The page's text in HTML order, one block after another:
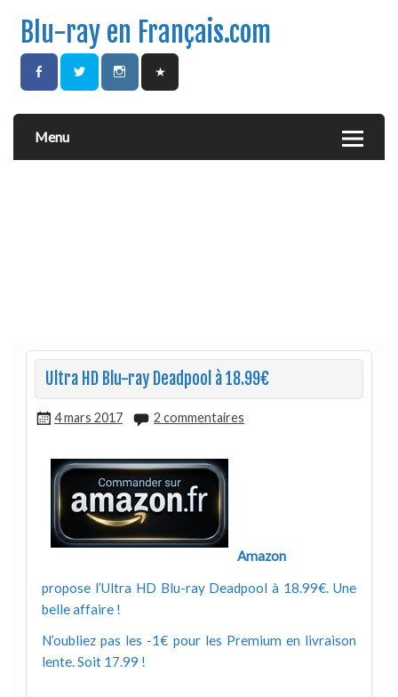
Blu-ray en Français.com
Menu
Ultra HD Blu-ray Deadpool à 18.99€
4 mars 2017 2 commentaires
Amazon
propose l’Ultra HD Blu-ray Deadpool à 18.99€. Une
belle affaire !
N’oubliez pas les -1€ pour les Premium en livraison
lente. Soit 17.99 !